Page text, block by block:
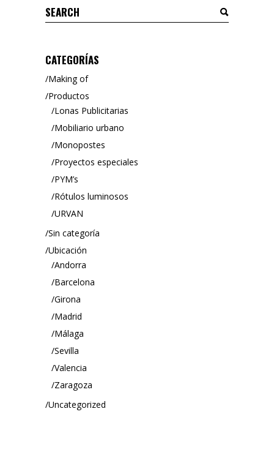
Search
for:
CATEGORÍAS
Making of
Productos
Lonas Publicitarias
Mobiliario urbano
Monopostes
Proyectos especiales
PYM’s
Rótulos luminosos
URVAN
Sin categoría
Ubicación
Andorra
Barcelona
Girona
Madrid
Málaga
Sevilla
Valencia
Zaragoza
Uncategorized